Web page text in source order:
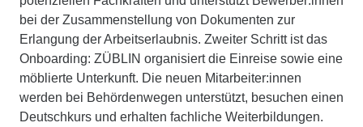
bei der Zusammenstellung von Dokumenten zur
Erlangung der Arbeitserlaubnis. Zweiter Schritt ist das
Onboarding: ZÜBLIN organisiert die Einreise sowie eine
möblierte Unterkunft. Die neuen Mitarbeiter:innen
werden bei Behördenwegen unterstützt, besuchen einen
Deutschkurs und erhalten fachliche Weiterbildungen.